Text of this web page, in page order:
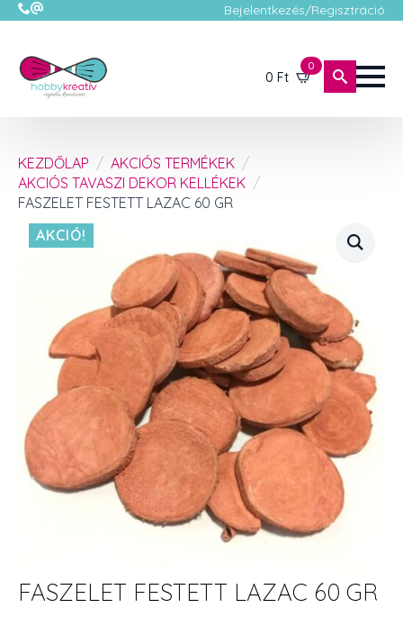
Bejelentkezés/Regisztráció
0 Ft
0
KEZDŐLAP
AKCIÓS TERMÉKEK
AKCIÓS TAVASZI DEKOR KELLÉKEK
FASZELET FESTETT LAZAC 60 GR
AKCIÓ!
FASZELET FESTETT LAZAC 60 GR